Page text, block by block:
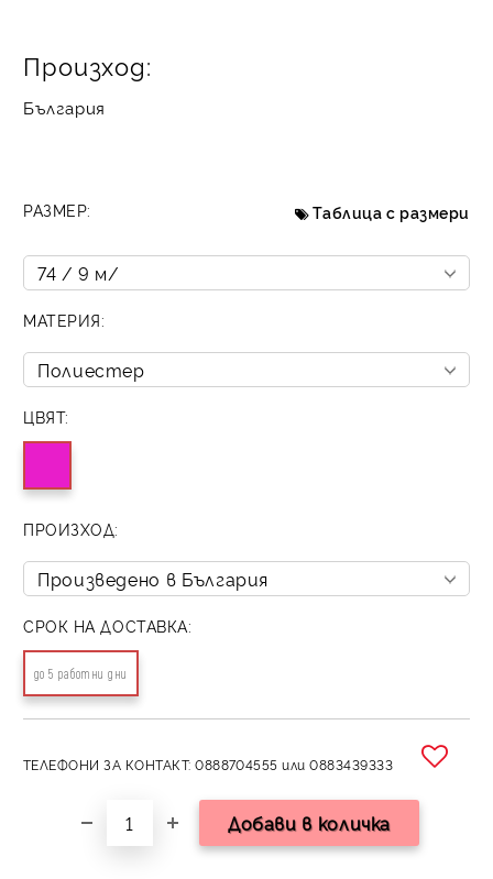
Произход:
България
РАЗМЕР: Таблица с размери
МАТЕРИЯ:
ЦВЯТ:
ПРОИЗХОД:
СРОК НА ДОСТАВКА:
до 5 работни дни
ТЕЛЕФОНИ ЗА КОНТАКТ: 0888704555 или 0883439333